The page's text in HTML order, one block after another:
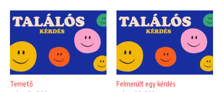
Temető Felmerült egy kérdés